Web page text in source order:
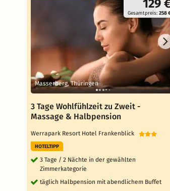
129
Gesamtpreis: 258
Masserberg, Thüringen
3 Tage Wohlfühlzeit zu Zweit -
Massage & Halbpension
Werrapark Resort Hotel Frankenblick
HOTELTIPP
3 Tage / 2 Nächte in der gewählten
Zimmerkategorie
täglich Halbpension mit abendlichem Buffet